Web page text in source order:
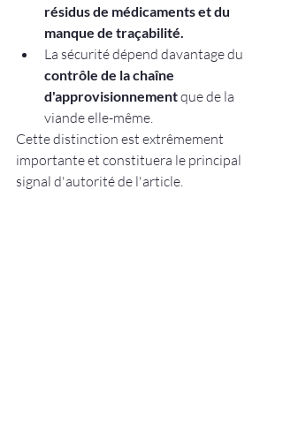
résidus de médicaments et du
manque de traçabilité.
La sécurité dépend davantage du
contrôle de la chaîne
d'approvisionnement que de la
viande elle-même.
Cette distinction est extrêmement
importante et constituera le principal
signal d'autorité de l'article.